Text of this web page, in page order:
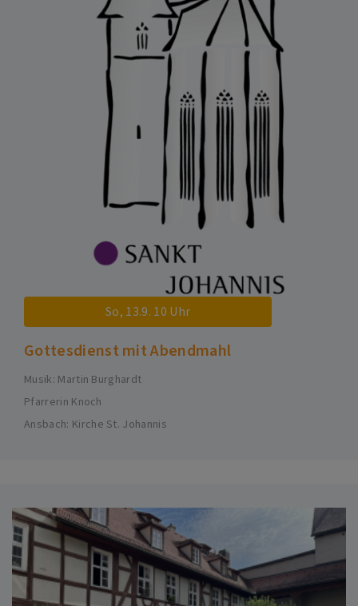
So, 13.9. 10 Uhr
Gottesdienst mit Abendmahl
Musik: Martin Burghardt
Pfarrerin Knoch
Ansbach Kirche St. Johannis